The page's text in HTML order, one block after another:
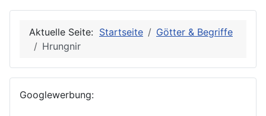
Aktuelle Seite: Startseite
Götter & Begriffe
Hrungnir
Googlewerbung: